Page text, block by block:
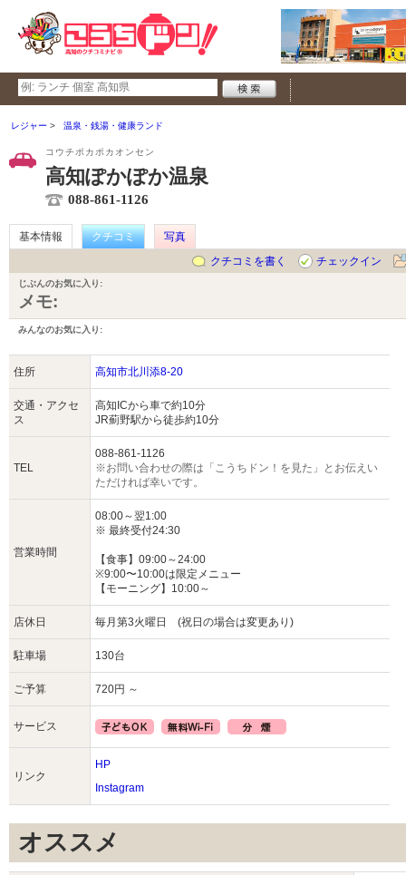
レジャー 温泉・銭湯・健康ランド
コウチポカポカオンセン
高知ぽかぽか温泉
088-861-1126
基本情報 クチコミ
写真
クチコミを書く
チェックイン
じぶんのお気に入り:
メモ:
みんなのお気に入り:
住所 高知市北川添8-20
交通・アクセ
ス
高知ICから車で約10分
JR薊野駅から徒歩約10分
TEL
088-861-1126
※お問い合わせの際は「こうちドン！を見た」とお伝えい
ただければ幸いです。
営業時間
08:00～翌1:00
※ 最終受付24:30
【食事】09:00～24:00
※9:00〜10:00は限定メニュー
【モーニング】10:00～
店休日 毎月第3火曜日 (祝日の場合は変更あり)
駐車場 130台
ご予算 720円 ～
サービス
リンク
HP
Instagram
オススメ